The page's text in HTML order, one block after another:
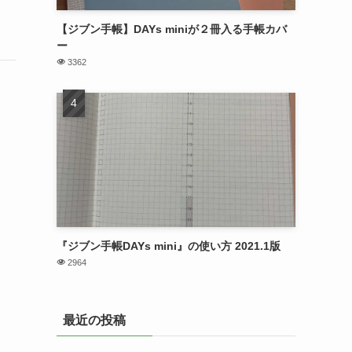
【ジブン手帳】DAYs miniが２冊入る手帳カバ
ー
3362
『ジブン手帳DAYs mini』の使い方 2021.1版
2964
最近の投稿